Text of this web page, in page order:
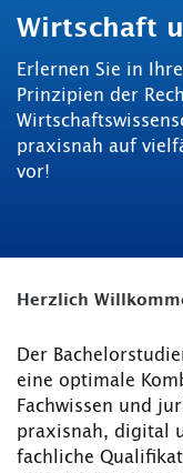
Wirtschaft
Erlernen Sie in
Prinzipien der
praxisnah auf
vor!
Herzlich
Der
eine optimale
Fachwissen und
praxisnah, digital
fachliche